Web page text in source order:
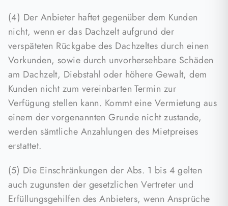
(4) Der Anbieter haftet gegenüber dem Kunden
nicht, wenn er das Dachzelt aufgrund der
verspäteten Rückgabe des Dachzeltes durch einen
Vorkunden, sowie durch unvorhersehbare Schäden
am Dachzelt, Diebstahl oder höhere Gewalt, dem
Kunden nicht zum vereinbarten Termin zur
Verfügung stellen kann. Kommt eine Vermietung aus
einem der vorgenannten Grunde nicht zustande,
werden sämtliche Anzahlungen des Mietpreises
erstattet.
(5) Die Einschränkungen der Abs. 1 bis 4 gelten
auch zugunsten der gesetzlichen Vertreter und
Erfüllungsgehilfen des Anbieters, wenn Ansprüche